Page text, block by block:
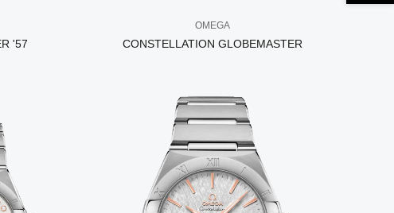
'57
OMEGA
CONSTELLATION GLOBEMASTER